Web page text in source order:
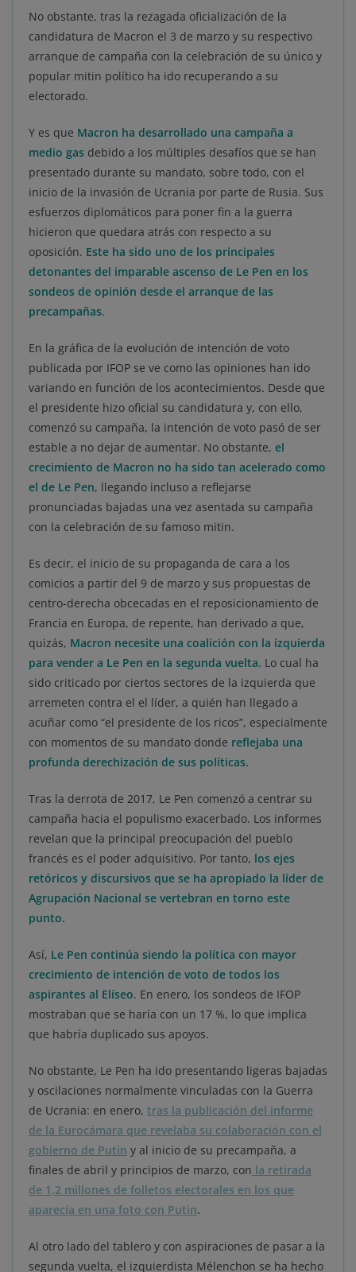
No obstante, tras la rezagada oficialización de la
candidatura de Macron el 3 de marzo y su respectivo
arranque de campaña con la celebración de su único y
popular mitin político ha ido recuperando a su
electorado.
Y es que Macron ha desarrollado una campaña a
medio gas debido a los múltiples desafíos que se han
presentado durante su mandato, sobre todo, con el
inicio de la invasión de Ucrania por parte de Rusia. Sus
esfuerzos diplomáticos para poner fin a la guerra
hicieron que quedara atrás con respecto a su
oposición. Este ha sido uno de los principales
detonantes del imparable ascenso de Le Pen en los
sondeos de opinión desde el arranque de las
precampañas.
En la gráfica de la evolución de intención de voto
publicada por IFOP se ve como las opiniones han ido
variando en función de los acontecimientos. Desde que
el presidente hizo oficial su candidatura y, con ello,
comenzó su campaña, la intención de voto pasó de ser
estable a no dejar de aumentar. No obstante, el
crecimiento de Macron no ha sido tan acelerado como
el de Le Pen, llegando incluso a reflejarse
pronunciadas bajadas una vez asentada su campaña
con la celebración de su famoso mitin.
Es decir, el inicio de su propaganda de cara a los
comicios a partir del 9 de marzo y sus propuestas de
centro-derecha obcecadas en el reposicionamiento de
Francia en Europa, de repente, han derivado a que,
quizás, Macron necesite una coalición con la izquierda
para vender a Le Pen en la segunda vuelta. Lo cual ha
sido criticado por ciertos sectores de la izquierda que
arremeten contra el el líder, a quién han llegado a
acuñar como “el presidente de los ricos”, especialmente
con momentos de su mandato donde reflejaba una
profunda derechización de sus políticas.
Tras la derrota de 2017, Le Pen comenzó a centrar su
campaña hacia el populismo exacerbado. Los informes
revelan que la principal preocupación del pueblo
francés es el poder adquisitivo. Por tanto, los ejes
retóricos y discursivos que se ha apropiado la líder de
Agrupación Nacional se vertebran en torno este
punto.
Así, Le Pen continúa siendo la política con mayor
crecimiento de intención de voto de todos los
aspirantes al Elíseo. En enero, los sondeos de IFOP
mostraban que se haría con un 17 %, lo que implica
que habría duplicado sus apoyos.
No obstante, Le Pen ha ido presentando ligeras bajadas
y oscilaciones normalmente vinculadas con la Guerra
de Ucrania: en enero, tras la publicación del informe
de la Eurocámara que revelaba su colaboración con el
gobierno de Putin y al inicio de su precampaña, a
finales de abril y principios de marzo, con la retirada
de 1,2 millones de folletos electorales en los que
aparecía en una foto con Putin.
Al otro lado del tablero y con aspiraciones de pasar a la
segunda vuelta, el izquierdista Mélenchon se ha hecho